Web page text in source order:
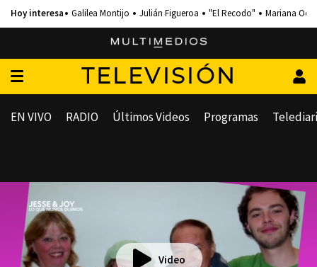
Galilea Montijo Julián Figueroa "El Recodo" Mariana
TELEVISIÓN
EN VIVO RADIO Últimos Videos Programas
Video